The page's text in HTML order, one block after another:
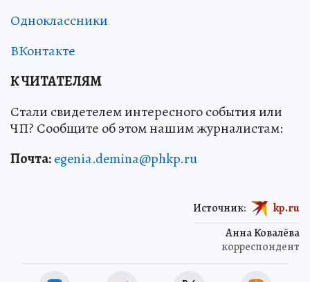
Одноклассники
ВКонтакте
К ЧИТАТЕЛЯМ
Стали свидетелем интересного события или
ЧП? Сообщите об этом нашим журналистам:
Почта:egenia.demina@phkp.ru
Анна Ковалёва
корреспондент
Источник: kp.ru